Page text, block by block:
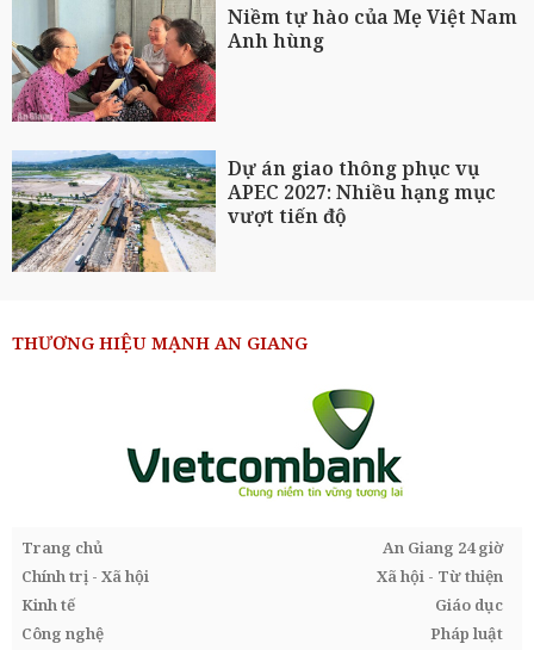
Niềm tự hào của Mẹ Việt Nam
Anh hùng
Dự án giao thông phục vụ
APEC 2027: Nhiều hạng mục
vượt tiến độ
THƯƠNG HIỆU MẠNH AN GIANG
Trang chủ
An Giang 24 giờ
Chính trị - Xã hội
Xã hội - Từ thiện
Kinh tế
Giáo dục
Công nghệ
Pháp luật